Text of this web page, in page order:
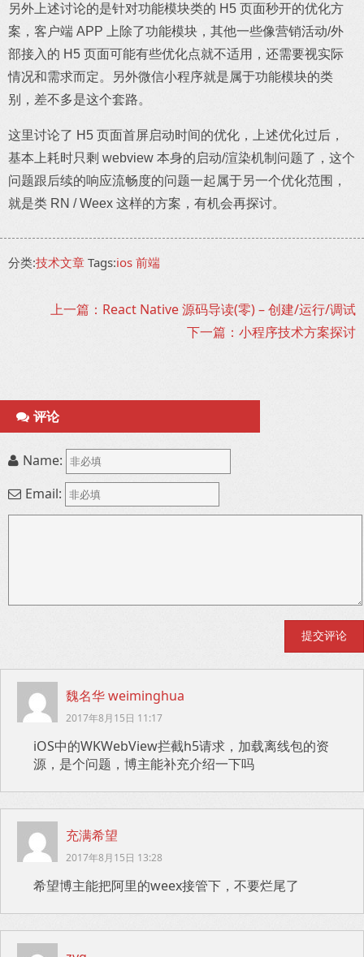
另外上述讨论的是针对功能模块类的 H5 页面秒开的优化方
案，客户端 APP 上除了功能模块，其他一些像营销活动/外
部接入的 H5 页面可能有些优化点就不适用，还需要视实际
情况和需求而定。另外微信小程序就是属于功能模块的类
别，差不多是这个套路。
这里讨论了 H5 页面首屏启动时间的优化，上述优化过后，
基本上耗时只剩 webview 本身的启动/渲染机制问题了，这个
问题跟后续的响应流畅度的问题一起属于另一个优化范围，
就是类 RN / Weex 这样的方案，有机会再探讨。
分类:技术文章 Tags:ios 前端
上一篇：React Native 源码导读(零) – 创建/运行/调试
下一篇：小程序技术方案探讨
评论
Name:
Email:
魏名华 weiminghua
2017年8月15日 11:17
iOS中的WKWebView拦截h5请求，加载离线包的资
源，是个问题，博主能补充介绍一下吗
充满希望
2017年8月15日 13:28
希望博主能把阿里的weex接管下，不要烂尾了